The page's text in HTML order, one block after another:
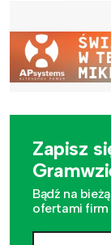
Zapisz
Bądź na
ofertami firm